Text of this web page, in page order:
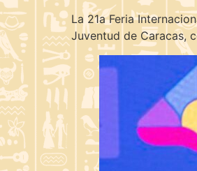
La 21a Feria
Juventud de Caracas,